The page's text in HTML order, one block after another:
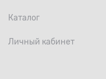
Каталог
Личный кабинет